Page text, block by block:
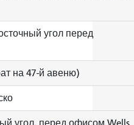
угол перед
на 47-й авеню)